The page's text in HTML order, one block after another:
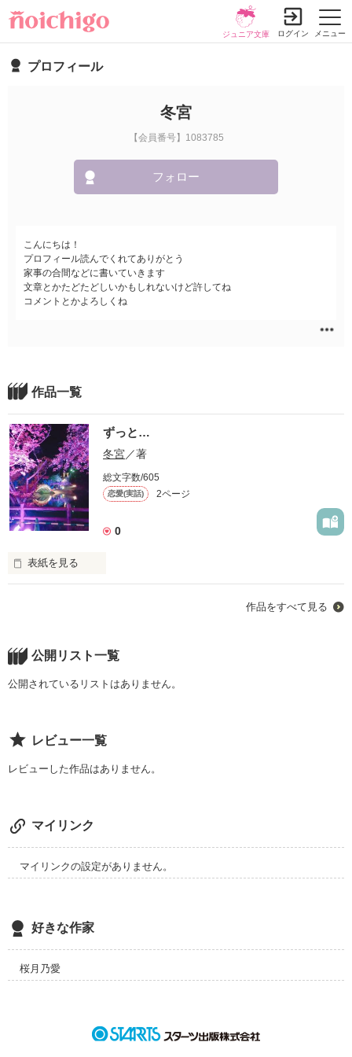
メニュー
ジュニア文庫 ログイン
プロフィール
冬宮
【会員番号】1083785
フォロー
こんにちは！
プロフィール読んでくれてありがとう
家事の合間などに書いていきます
文章とかたどたどしいかもしれないけど許してね
コメントとかよろしくね
作品一覧
ずっと…
冬宮／著
総文字数/605
恋愛(実話) 2ページ
0
表紙を見る
作品を読む
作品をすべて見る
公開リスト一覧
公開されているリストはありません。
レビュー一覧
レビューした作品はありません。
マイリンク
マイリンクの設定がありません。
好きな作家
桜月乃愛